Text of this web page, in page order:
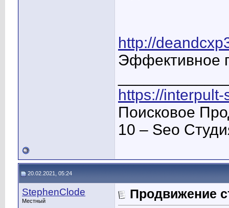
http://
Эффективное
https://
Поисковое
10 – Seo
20.02.2021, 05:24
StephenClode
Местный
Продвижение